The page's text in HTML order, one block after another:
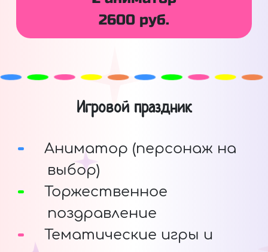
2600 руб.
Игровой праздник
Аниматор (персонаж на
выбор)
Торжественное
поздравление
Тематические игры и